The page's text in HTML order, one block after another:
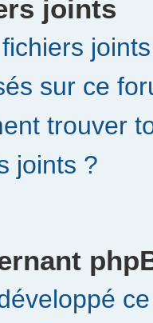
joints
sur ce
trouver
joints ?